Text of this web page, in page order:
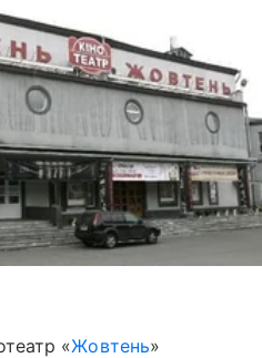
«Жовтень»